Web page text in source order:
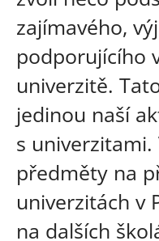
zajímavého,
podporujícího
univerzitě.
jedinou naší
s
předměty na
univerzitách v
na dalších